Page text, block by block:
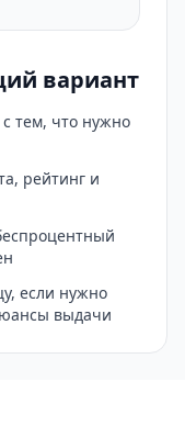
вариант
тем, что нужно
рейтинг и
если нужно
выдачи